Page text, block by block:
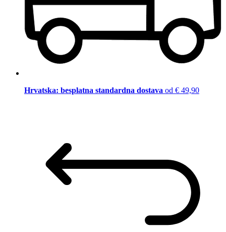
Hrvatska: besplatna standardna dostava od € 49,90